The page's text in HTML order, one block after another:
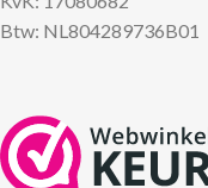
Btw: NL804289736B01